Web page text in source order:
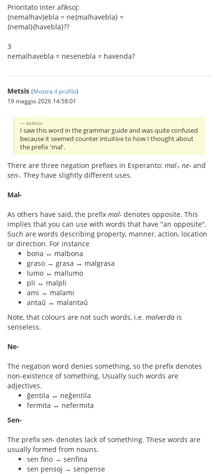
Prioritato inter afiksoj:
{nemalhav}ebla = ne{malhavebla} =
{nemal}{havebla}??
3
nemalhavebla = nesenebla = havenda?
Metsis (Mostra il profilo)
19 maggio 2026 14:58:01
kekkus:
I saw this word in the grammar guide and was quite confused
because it seemed counter intuitive to how I thought about
the prefix 'mal'.
There are three negation prefixes in Esperanto: mal-, ne- and
sen-. They have slightly different uses.
Mal-
As others have said, the prefix mal- denotes opposite. This
implies that you can use with words that have "an opposite".
Such are words describing property, manner, action, location
or direction. For instance
bona ↔ malbona
graso → grasa ↔ malgrasa
lumo ↔ mallumo
pli ↔ malpli
ami ↔ malami
antaŭ ↔ malantaŭ
Note, that colours are not such words, i.e. malverda is
senseless.
Ne-
The negation word denies something, so the prefix denotes
non-existence of something. Usually such words are
adjectives.
ĝentila ↔ neĝentila
fermita ↔ nefermita
Sen-
The prefix sen- denotes lack of something. These words are
usually formed from nouns.
sen fino → senfina
sen pensoj → senpense